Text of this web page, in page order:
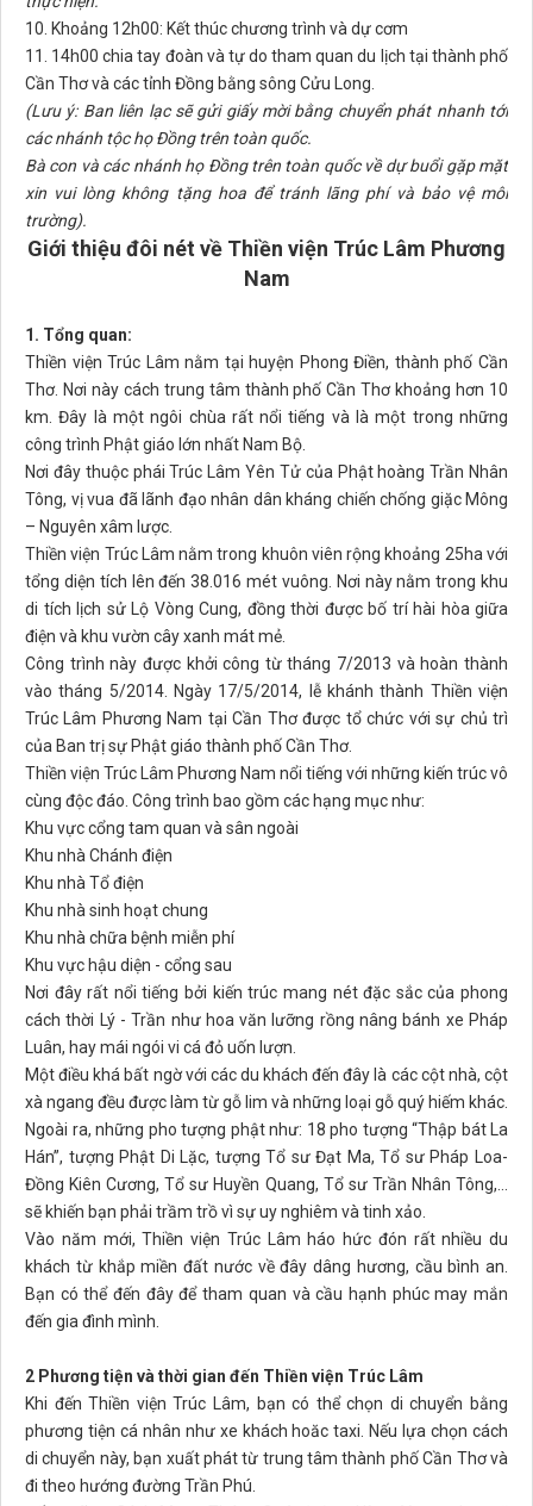
10. Khoảng 12h00: Kết thúc chương trình và dự cơm
11. 14h00 chia tay đoàn và tự do tham quan du lịch tại thành phố
Cần Thơ và các tỉnh Đồng bằng sông Cửu Long.
(Lưu ý: Ban liên lạc sẽ gửi giấy mời bằng chuyển phát nhanh tới
các nhánh tộc họ Đồng trên toàn quốc.
Bà con và các nhánh họ Đồng trên toàn quốc về dự buổi gặp mặt
xin vui lòng không tặng hoa để tránh lãng phí và bảo vệ môi
trường).
Giới thiệu đôi nét về Thiền viện Trúc Lâm Phương
Nam
1. Tổng quan:
Thiền viện Trúc Lâm nằm tại huyện Phong Điền, thành phố Cần
Thơ. Nơi này cách trung tâm thành phố Cần Thơ khoảng hơn 10
km. Đây là một ngôi chùa rất nổi tiếng và là một trong những
công trình Phật giáo lớn nhất Nam Bộ.
Nơi đây thuộc phái Trúc Lâm Yên Tử của Phật hoàng Trần Nhân
Tông, vị vua đã lãnh đạo nhân dân kháng chiến chống giặc Mông
– Nguyên xâm lược.
Thiền viện Trúc Lâm nằm trong khuôn viên rộng khoảng 25ha với
tổng diện tích lên đến 38.016 mét vuông. Nơi này nằm trong khu
di tích lịch sử Lộ Vòng Cung, đồng thời được bố trí hài hòa giữa
điện và khu vườn cây xanh mát mẻ.
Công trình này được khởi công từ tháng 7/2013 và hoàn thành
vào tháng 5/2014. Ngày 17/5/2014, lễ khánh thành Thiền viện
Trúc Lâm Phương Nam tại Cần Thơ được tổ chức với sự chủ trì
của Ban trị sự Phật giáo thành phố Cần Thơ.
Thiền viện Trúc Lâm Phương Nam nổi tiếng với những kiến trúc vô
cùng độc đáo. Công trình bao gồm các hạng mục như:
Khu vực cổng tam quan và sân ngoài
Khu nhà Chánh điện
Khu nhà Tổ điện
Khu nhà sinh hoạt chung
Khu nhà chữa bệnh miễn phí
Khu vực hậu diện - cổng sau
Nơi đây rất nổi tiếng bởi kiến trúc mang nét đặc sắc của phong
cách thời Lý - Trần như hoa văn lưỡng rồng nâng bánh xe Pháp
Luân, hay mái ngói vi cá đỏ uốn lượn.
Một điều khá bất ngờ với các du khách đến đây là các cột nhà, cột
xà ngang đều được làm từ gỗ lim và những loại gỗ quý hiếm khác.
Ngoài ra, những pho tượng phật như: 18 pho tượng “Thập bát La
Hán”, tượng Phật Di Lặc, tượng Tổ sư Đạt Ma, Tổ sư Pháp Loa-
Đồng Kiên Cương, Tổ sư Huyền Quang, Tổ sư Trần Nhân Tông,...
sẽ khiến bạn phải trầm trồ vì sự uy nghiêm và tinh xảo.
Vào năm mới, Thiền viện Trúc Lâm háo hức đón rất nhiều du
khách từ khắp miền đất nước về đây dâng hương, cầu bình an.
Bạn có thể đến đây để tham quan và cầu hạnh phúc may mắn
đến gia đình mình.
2 Phương tiện và thời gian đến Thiền viện Trúc Lâm
Khi đến Thiền viện Trúc Lâm, bạn có thể chọn di chuyển bằng
phương tiện cá nhân như xe khách hoăc taxi. Nếu lựa chọn cách
di chuyển này, bạn xuất phát từ trung tâm thành phố Cần Thơ và
đi theo hướng đường Trần Phú.